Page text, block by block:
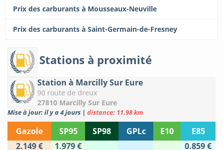
Prix des carburants à Mousseaux-Neuville
Prix des carburants à Saint-Germain-de-Fresney
Stations à proximité
Station à Marcilly Sur Eure
90 route de dreux
27810 Marcilly Sur Eure
Mise à jour: il y a 4 jours | distance: 11.98 km
Gazole SP95 SP98 GPLc E10
E85
2.149 €
1.979 €
0.859 €